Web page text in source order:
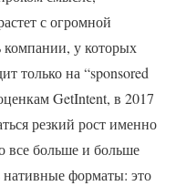
с огромной
у которых
только на “sponsored
GetIntent, в 2017
резкий рост именно
все больше и больше
форматы: это